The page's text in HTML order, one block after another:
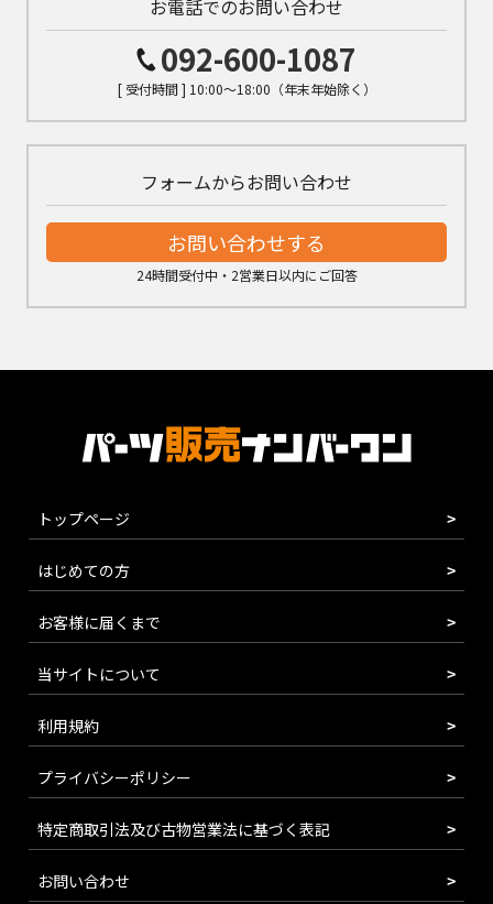
お電話でのお問い合わせ
092-600-1087
[ 受付時間 ] 10:00～18:00（年末年始除く）
フォームからお問い合わせ
お問い合わせする
24時間受付中・2営業日以内にご回答
トップページ
はじめての方
お客様に届くまで
当サイトについて
利用規約
プライバシーポリシー
特定商取引法及び古物営業法に基づく表記
お問い合わせ